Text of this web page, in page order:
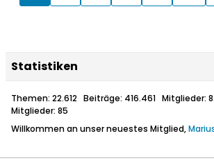
Statistiken
Themen: 22.612 Beiträge: 416.461 Mitglieder:
Mitglieder: 85
Willkommen an unser neuestes Mitglied,